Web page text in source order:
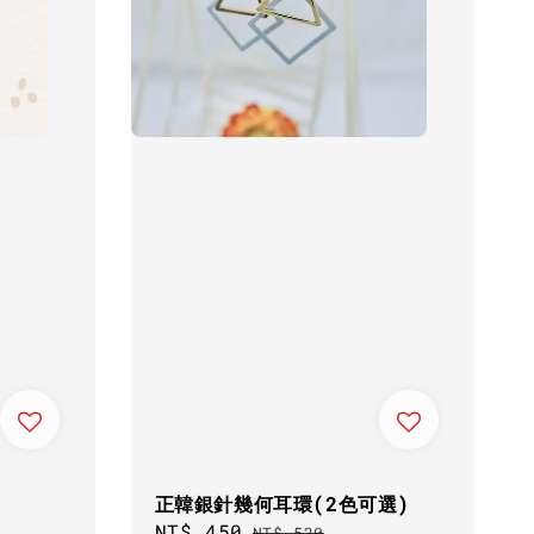
正韓銀針幾何耳環(2色可選)